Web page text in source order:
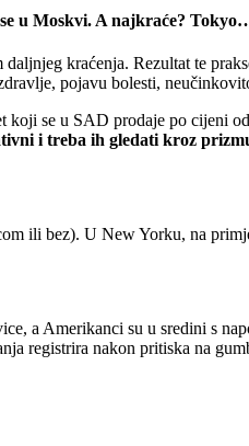
u Moskvi. A najkraće?
kraćenja. Rezultat te
pojavu bolesti,
koji se u SAD prodaje po cijeni
i treba ih gledati kroz
ili bez). U New Yorku, na
a Amerikanci su u sredini s
registrira nakon pritiska na